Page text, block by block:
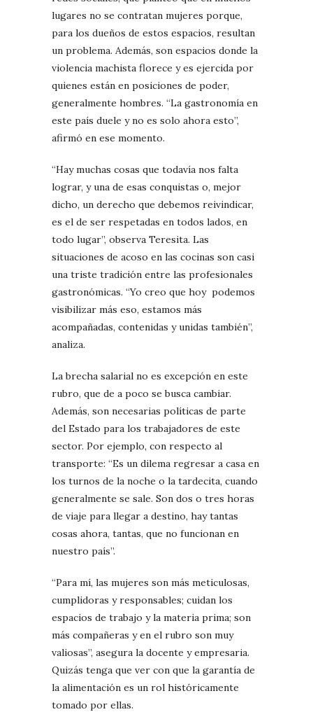
lugares no se contratan mujeres porque,
para los dueños de estos espacios, resultan
un problema. Además, son espacios donde la
violencia machista florece y es ejercida por
quienes están en posiciones de poder,
generalmente hombres. “La gastronomía en
este país duele y no es solo ahora esto”,
afirmó en ese momento.
“Hay muchas cosas que todavía nos falta
lograr, y una de esas conquistas o, mejor
dicho, un derecho que debemos reivindicar,
es el de ser respetadas en todos lados, en
todo lugar”, observa Teresita. Las
situaciones de acoso en las cocinas son casi
una triste tradición entre las profesionales
gastronómicas. “Yo creo que hoy podemos
visibilizar más eso, estamos más
acompañadas, contenidas y unidas también”,
analiza.
La brecha salarial no es excepción en este
rubro, que de a poco se busca cambiar.
Además, son necesarias políticas de parte
del Estado para los trabajadores de este
sector. Por ejemplo, con respecto al
transporte: “Es un dilema regresar a casa en
los turnos de la noche o la tardecita, cuando
generalmente se sale. Son dos o tres horas
de viaje para llegar a destino, hay tantas
cosas ahora, tantas, que no funcionan en
nuestro país”.
“Para mí, las mujeres son más meticulosas,
cumplidoras y responsables; cuidan los
espacios de trabajo y la materia prima; son
más compañeras y en el rubro son muy
valiosas”, asegura la docente y empresaria.
Quizás tenga que ver con que la garantía de
la alimentación es un rol históricamente
tomado por ellas.